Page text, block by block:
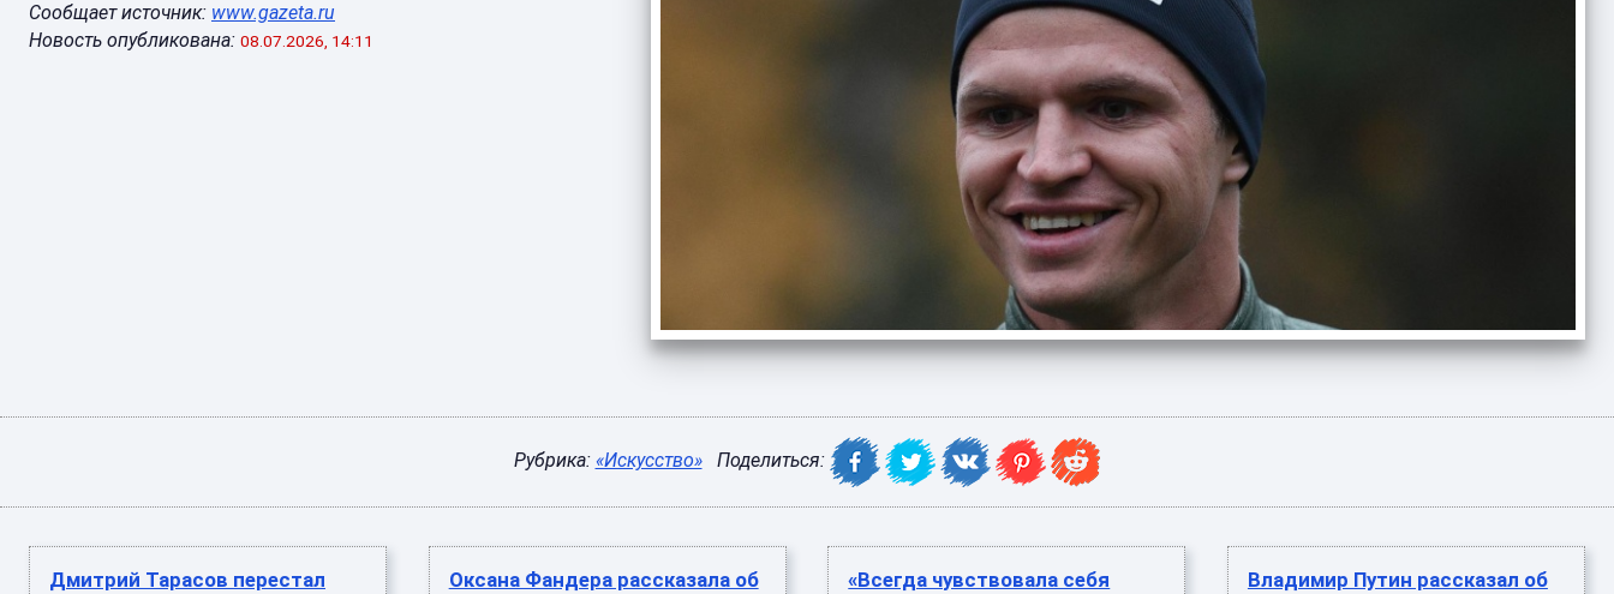
Сообщает источник: www.gazeta.ru
Новость опубликована: 08.07.2026, 14:11
Рубрика: «Искусство» Поделиться:
Дмитрий Тарасов перестал
Оксана Фандера рассказала об
«Всегда чувствовала себя
Владимир Путин рассказал об